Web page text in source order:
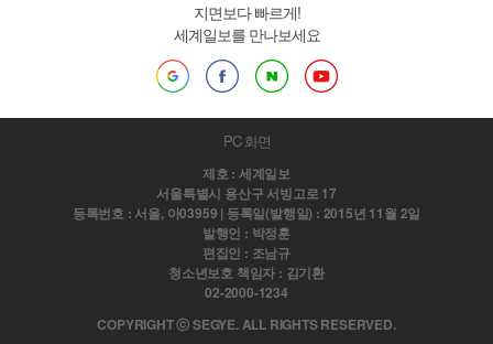
지면보다 빠르게!
세계일보를 만나보세요
PC 화면
제호 : 세계일보
서울특별시 용산구 서빙고로 17
등록번호 : 서울, 아03959 | 등록일(발행일) : 2015년 11월 2일
발행인 : 박정훈
편집인 : 조남규
청소년보호 책임자 : 김기환
02-2000-1234
COPYRIGHT ⓒ SEGYE. ALL RIGHTS RESERVED.